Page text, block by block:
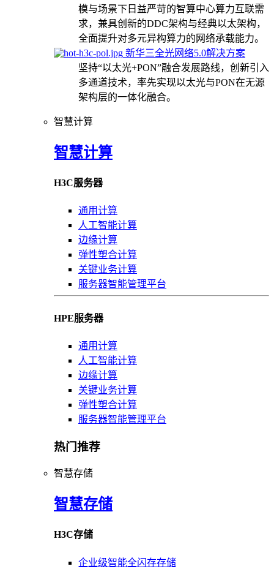
模与场景下日益严苛的智算中心算力互联需
求，兼具创新的DDC架构与经典以太架构，
全面提升对多元异构算力的网络承载能力。
新华三全光网络5.0解决方案
坚持“以太光+PON”融合发展路线，创新引入
多通道技术，率先实现以太光与PON在无源
架构层的一体化融合。
智慧计算
智慧计算
H3C服务器
通用计算
人工智能计算
边缘计算
弹性塑合计算
关键业务计算
服务器智能管理平台
HPE服务器
通用计算
人工智能计算
边缘计算
关键业务计算
弹性塑合计算
服务器智能管理平台
热门推荐
智慧存储
智慧存储
H3C存储
企业级智能全闪存存储